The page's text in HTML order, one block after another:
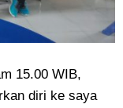
15.00 WIB,
diri ke saya